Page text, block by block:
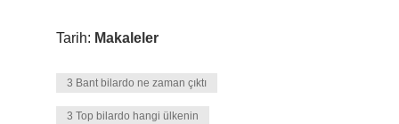
Tarih: Makaleler
3 Bant bilardo ne zaman çıktı
3 Top bilardo hangi ülkenin